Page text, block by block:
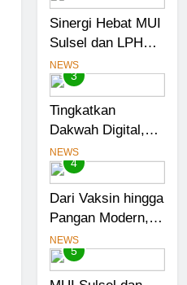
Seremoni
Sinergi Hebat MUI
Sulsel dan LPH
Madani Indonesia:
Percepat
Sertifikasi Halal, 4
Pelaku Usaha
Mikro Lulus
Sidang Fatwa
NEWS
3
Tingkatkan
Dakwah Digital,
Gubernur Sulsel
Beri Motor untuk
Tim Media MUI
Sulawesi Selatan
NEWS
4
Dari Vaksin hingga
Pangan Modern,
MUI Sulsel:
Penetapan Halal
Butuh Dalil dan
NEWS
5